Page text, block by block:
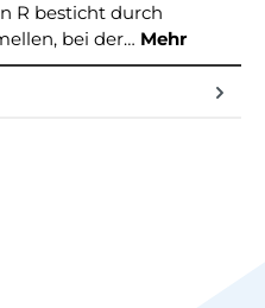
R besticht durch
bei der… Mehr